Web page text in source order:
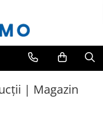
| Magazin